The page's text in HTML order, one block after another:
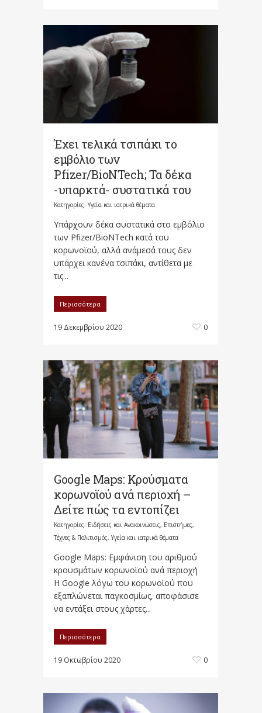
Έχει τελικά τσιπάκι το
εμβόλιο των
Pfizer/BioNTech; Τα δέκα
-υπαρκτά- συστατικά του
Κατηγορίες: Υγεία και ιατρικά θέματα
Υπάρχουν δέκα συστατικά στο εμβόλιο
των Pfizer/BioNTech κατά του
κορωνοϊού, αλλά ανάμεσά τους δεν
υπάρχει κανένα τσιπάκι, αντίθετα με
τις...
Περισσότερα
19 Δεκεμβρίου 2020 0
Google Maps: Κρούσματα
κορωνοϊού ανά περιοχή –
Δείτε πώς τα εντοπίζει
Κατηγορίες: Ειδήσεις και Ανακοινώσεις, Επιστήμες,
Τέχνες & Πολιτισμός, Υγεία και ιατρικά θέματα
Google Maps: Εμφάνιση του αριθμού
κρουσμάτων κορωνοϊού ανά περιοχή
Η Google λόγω του κορωνοϊού που
εξαπλώνεται παγκοσμίως, αποφάσισε
να εντάξει στους χάρτες...
Περισσότερα
19 Οκτωβρίου 2020 0